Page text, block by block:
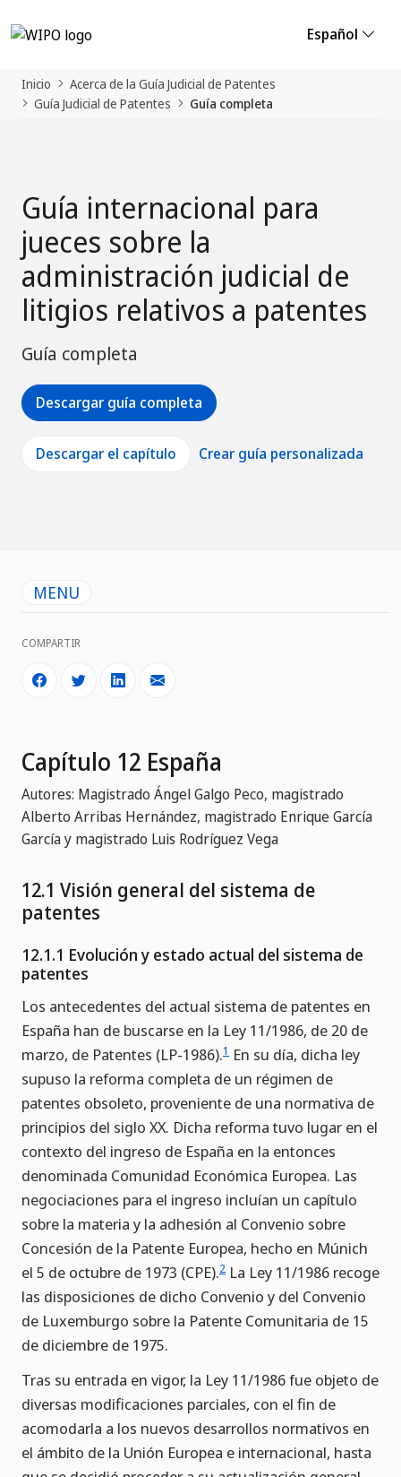
Español
Inicio
Acerca de la Guía Judicial de Patentes
Guía Judicial de Patentes
Guía completa
Guía internacional para
jueces sobre la
administración judicial de
litigios relativos a patentes
Guía completa
Descargar guía completa
Descargar el capítulo Crear guía personalizada
MENU
COMPARTIR
Capítulo 12 España
Autores: Magistrado Ángel Galgo Peco, magistrado
Alberto Arribas Hernández, magistrado Enrique García
García y magistrado Luis Rodríguez Vega
12.1 Visión general del sistema de
patentes
12.1.1 Evolución y estado actual del sistema de
patentes
Los antecedentes del actual sistema de patentes en
España han de buscarse en la Ley 11/1986, de 20 de
marzo, de Patentes (LP-1986).1 En su día, dicha ley
supuso la reforma completa de un régimen de
patentes obsoleto, proveniente de una normativa de
principios del siglo XX. Dicha reforma tuvo lugar en el
contexto del ingreso de España en la entonces
denominada Comunidad Económica Europea. Las
negociaciones para el ingreso incluían un capítulo
sobre la materia y la adhesión al Convenio sobre
Concesión de la Patente Europea, hecho en Múnich
el 5 de octubre de 1973 (CPE).2 La Ley 11/1986 recoge
las disposiciones de dicho Convenio y del Convenio
de Luxemburgo sobre la Patente Comunitaria de 15
de diciembre de 1975.
Tras su entrada en vigor, la Ley 11/1986 fue objeto de
diversas modificaciones parciales, con el fin de
acomodarla a los nuevos desarrollos normativos en
el ámbito de la Unión Europea e internacional, hasta